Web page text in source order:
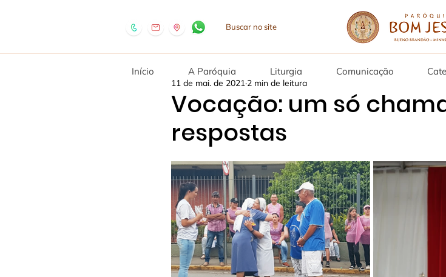
Início A Paróquia Liturgia Comunicação
Vocação: um só
respostas
11 de mai. de 2021 2 min de leitura